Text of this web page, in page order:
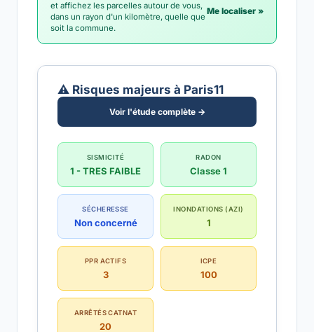
et affichez les parcelles autour de vous,
dans un rayon d'un kilomètre, quelle que
soit la commune.
Me localiser »
⚠️ Risques majeurs à Paris11
Voir l'étude complète →
SISMICITÉ
1 - TRES FAIBLE
RADON
Classe 1
SÉCHERESSE
Non concerné
INONDATIONS (AZI)
1
PPR ACTIFS
3
ICPE
100
ARRÊTÉS CATNAT
20